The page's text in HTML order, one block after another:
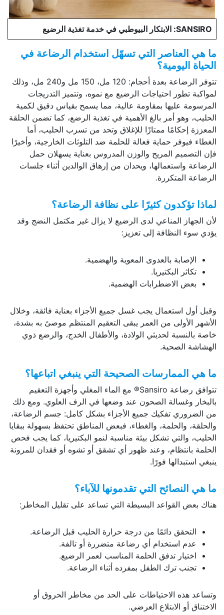
SANSIRO: الابتكار البيوطبي في خدمة تغذية الرضيع
ما هي العناصر التي تسهّل استخدام الرضاعة في
الحياة اليومية؟
تتوفر الرضاعة بعدة أحجام: 120 مل، 150 مل و240 مل، وذلك
لمواكبة تطور احتياجات الرضيع مع نموه، وتتميز التدريجات
المرسومة عليها بمقاومة عالية، مما يسمح بقياس دقيق لكمية
الحليب، وهو أمر بالغ الأهمية في تغذية الرضع، كما تضمن الحلقة
المعززة إحكامًا ممتازًا للإغلاق وتحد من تسرب الحليب، أما
الغطاء فيوفر حماية فعالة للحلمة ضد التلوثات الخارجية، وأخيرًا
فإن التصميم المريح والوزن المدروس بعناية يسهلان حمل
الرضاعة واستعمالها، ويحدان من إرهاق الوالدين أثناء جلسات
الرضاعة المتكررة.
لماذا تؤكدون كثيرًا على نظافة الرضاعة؟
لأن الجهاز المناعي لدى الرضيع لا يزال غير مكتمل النضج وقد
يؤدي سوء النظافة إلى تعزيز:
الإصابة بالعدوى المعوية والهضمية.
تكاثر البكتيريا.
بعض الاضطرابات الهضمية.
وقبل أول استعمال يجب غسل جميع الأجزاء بعناية فائقة، وخلال
الأشهر الأولى من العمر يبقى التعقيم المنتظم موصىً به بشدة،
خاصة بالنسبة لحديثي الولادة، والأطفال الخدج، والرضع ذوي
الهشاشة الصحية.
ما هي الممارسات الصحيحة التي ينبغي اتباعها؟
تتوافق رضاعة Sansiro® مع الماء المغلي وأجهزة التعقيم
بالبخار وغسالة الصحون عند وضعها في الرف العلوي. ومع ذلك
من الضروري تفكيك جميع الأجزاء بشكل كامل: جسم الرضاعة،
والحلقة، والحلمة، والغطاء، فبعض المناطق تحتفظ بسهولة ببقايا
الحليب، والتي تشكل بيئة مناسبة لنمو البكتيريا، كما يجب فحص
الحلمة بانتظام، وعند ظهور أي تشقق أو تشوه أو فقدان للمرونة
ينبغي استبدالها فورًا.
ما هي النصائح التي تقدمونها للآباء؟
هناك بعض القواعد البسيطة التي تساعد على تقليل المخاطر:
التحقق دائمًا من درجة حرارة الحليب قبل الرضاعة.
عدم استخدام أي رضاعة متضررة أو تالفة.
اختيار تدفق الحلمة المناسب لعمر الرضيع.
تجنب ترك الطفل بمفرده أثناء الرضاعة.
وتساعد هذه الاحتياطات على الحد من مخاطر الحروق أو
الاختناق أو الابتلاع العرضي.